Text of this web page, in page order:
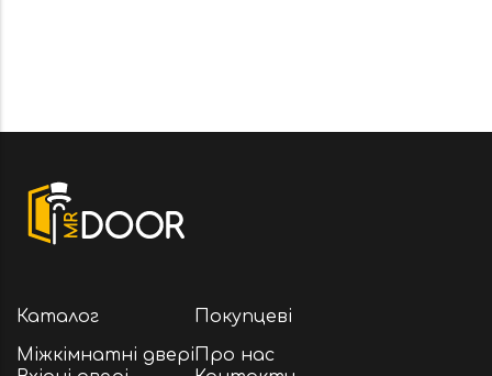
Каталог
Міжкімнатні двері
Покупцеві
Про нас